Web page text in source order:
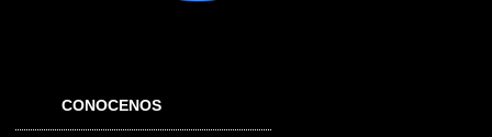
CONOCENOS